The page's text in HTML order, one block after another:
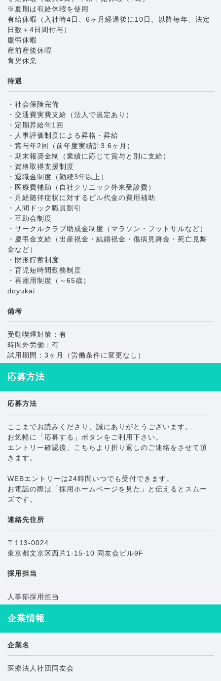
※夏期は有給休暇を使用
有給休暇（入社時4日、6ヶ月経過後に10日。以降毎年、法定
日数＋4日間付与）
慶弔休暇
産前産後休暇
育児休業
待遇
・社会保険完備
・交通費実費支給（法人で規定あり）
・定期昇給年1回
・人事評価制度による昇格・昇給
・賞与年2回（前年度実績計3.6ヶ月）
・期末報奨金制（業績に応じて賞与と別に支給）
・資格取得支援制度
・退職金制度（勤続3年以上）
・医療費補助（自社クリニック外来受診費）
・月経随伴症状に対するピル代金の費用補助
・人間ドック職員割引
・互助会制度
・サークルクラブ助成金制度（マラソン・フットサルなど）
・慶弔金支給（出産祝金・結婚祝金・傷病見舞金・死亡見舞
金など）
・財形貯蓄制度
・育児短時間勤務制度
・再雇用制度（～65歳）
doyukai
備考
受動喫煙対策：有
時間外労働：有
試用期間：3ヶ月（労働条件に変更なし）
応募方法
応募方法
ここまでお読みくださり、誠にありがとうございます。
お気軽に「応募する」ボタンをご利用下さい。
エントリー確認後、こちらより折り返しのご連絡をさせて頂
きます。
WEBエントリーは24時間いつでも受付できます。
お電話の際は「採用ホームページを見た」と伝えるとスムー
ズです。
連絡先住所
〒113-0024
東京都文京区西片1-15-10 同友会ビル9F
採用担当
人事部採用担当
企業情報
企業名
医療法人社団同友会